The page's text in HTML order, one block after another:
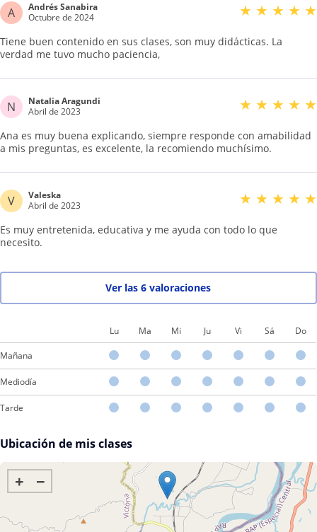
A
Andrés Sanabira
Octubre de 2024
★ ★ ★ ★ ★
Tiene buen contenido en sus clases, son muy didácticas. La
verdad me tuvo mucho paciencia,
N
Natalia Aragundi
Abril de 2023
★ ★ ★ ★ ★
Ana es muy buena explicando, siempre responde con amabilidad
a mis preguntas, es excelente, la recomiendo muchísimo.
V
Valeska
Abril de 2023
★ ★ ★ ★ ★
Es muy entretenida, educativa y me ayuda con todo lo que
necesito.
Ver las 6 valoraciones
Lu Ma Mi Ju Vi Sá Do
Mañana
Mediodía
Tarde
Ubicación de mis clases
+ −